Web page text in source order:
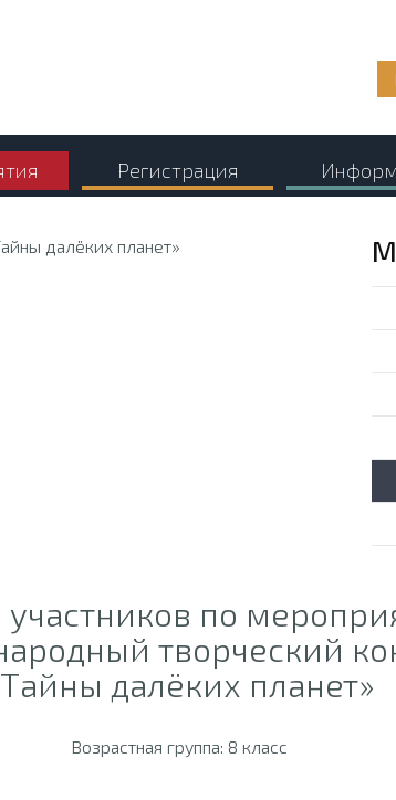
Регистрация
участников по
творческий
далёких планет»
Возрастная группа: 8 класс